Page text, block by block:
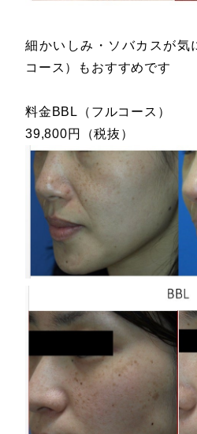
細かいしみ・ソバカスが気
コース）もおすすめです
料金BBL（フルコース）
39,800円（税抜）